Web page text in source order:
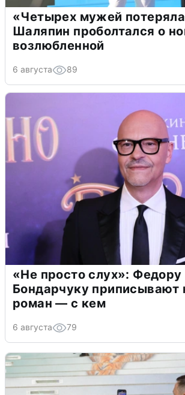
«Четырех мужей
Шаляпин проболтался о
возлюбленной
6 августа 89
«Не просто слух»: Федору
Бондарчуку приписывают
роман — с кем
6 августа 79